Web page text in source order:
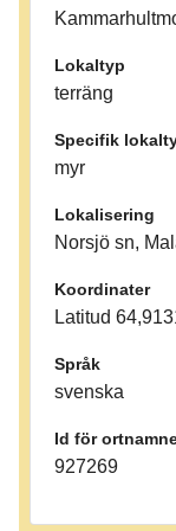
Lokaltyp
terräng
Specifik
myr
Lokalisering
Norsjö sn,
Koordinater
Latitud
Språk
svenska
Id för
927269